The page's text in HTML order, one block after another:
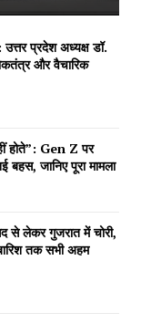
प्रदेश अध्यक्ष डॉ.
और वैचारिक
होते”: Gen Z पर
बहस, जानिए पूरा मामला
से लेकर गुजरात में चोरी,
तक सभी अहम